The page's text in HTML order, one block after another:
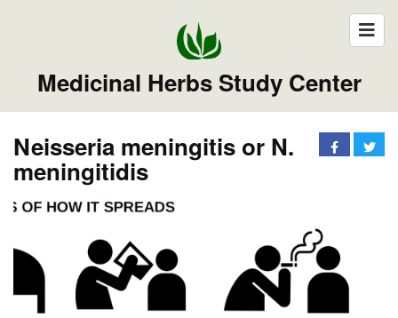
Medicinal Herbs Study Center
Neisseria meningitis or N.
meningitidis